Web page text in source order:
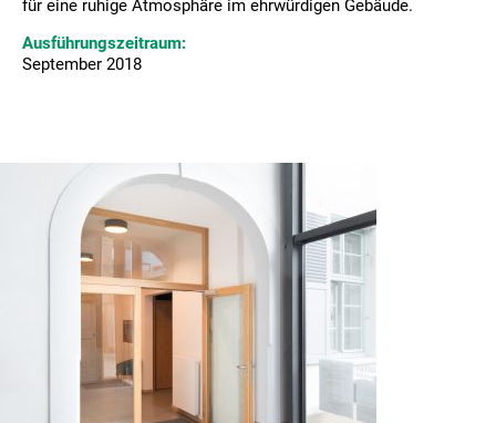
für eine ruhige Atmosphäre im ehrwürdigen Gebäude.
Ausführungszeitraum:
September 2018